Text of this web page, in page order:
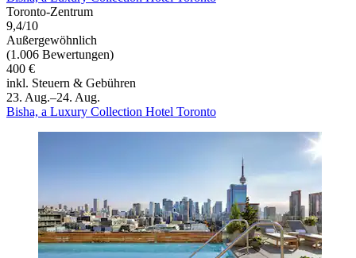
Toronto-Zentrum
9,4/10
Außergewöhnlich
(1.006 Bewertungen)
400 €
inkl. Steuern & Gebühren
23. Aug.–24. Aug.
Bisha, a Luxury Collection Hotel Toronto